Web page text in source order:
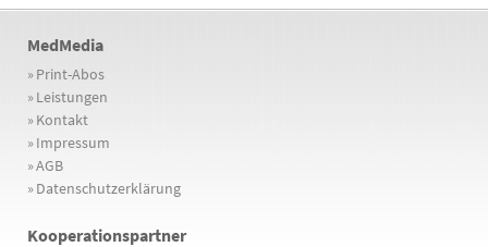
MedMedia
»Print-Abos
»Leistungen
»Kontakt
»Impressum
»AGB
»Datenschutzerklärung
Kooperationspartner